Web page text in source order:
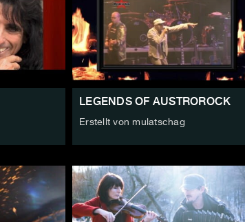
LEGENDS OF AUSTROROCK
Erstellt von mulatschag